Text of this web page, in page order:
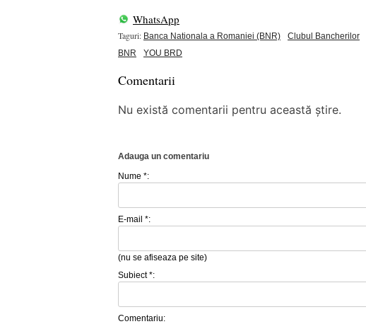
WhatsApp
Taguri: Banca Nationala a Romaniei (BNR) Clubul Bancherilor
BNR
YOU BRD
Comentarii
Nu există comentarii pentru această știre.
Adauga un comentariu
Nume *:
E-mail *:
(nu se afiseaza pe site)
Subiect *:
Comentariu: